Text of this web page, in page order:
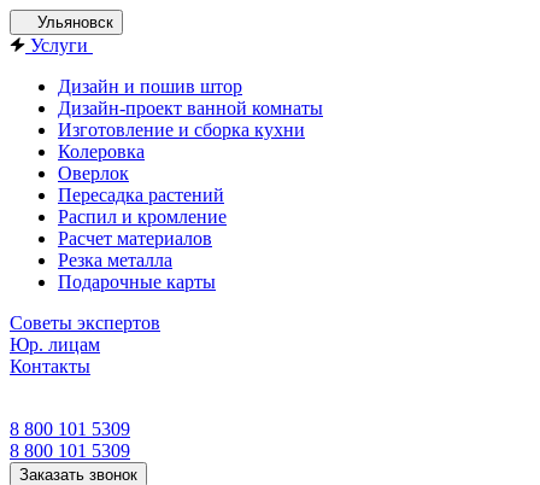
Ульяновск
Услуги
Дизайн и пошив штор
Дизайн-проект ванной комнаты
Изготовление и сборка кухни
Колеровка
Оверлок
Пересадка растений
Распил и кромление
Расчет материалов
Резка металла
Подарочные карты
Советы экспертов
Юр. лицам
Контакты
8 800 101 5309
8 800 101 5309
Заказать звонок